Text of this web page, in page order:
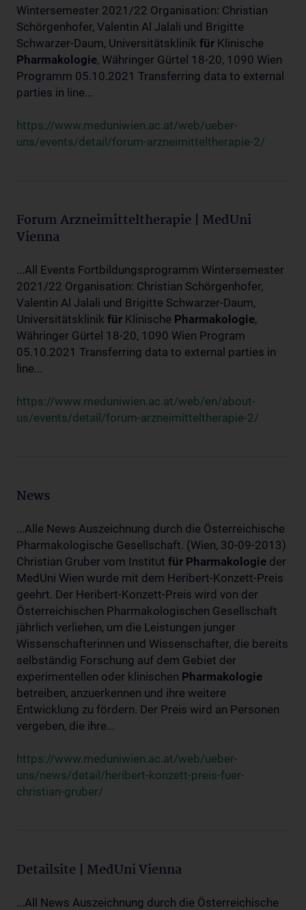
Wintersemester 2021/22 Organisation: Christian
Schörgenhofer, Valentin Al Jalali und Brigitte
Schwarzer-Daum, Universitätsklinik für Klinische
Pharmakologie, Währinger Gürtel 18-20, 1090 Wien
Programm 05.10.2021 Transferring data to external
parties in line...
https://www.meduniwien.ac.at/web/ueber-
uns/events/detail/forum-arzneimitteltherapie-2/
Forum Arzneimitteltherapie | MedUni
Vienna
...All Events Fortbildungsprogramm Wintersemester
2021/22 Organisation: Christian Schörgenhofer,
Valentin Al Jalali und Brigitte Schwarzer-Daum,
Universitätsklinik für Klinische Pharmakologie,
Währinger Gürtel 18-20, 1090 Wien Program
05.10.2021 Transferring data to external parties in
line...
https://www.meduniwien.ac.at/web/en/about-
us/events/detail/forum-arzneimitteltherapie-2/
News
...Alle News Auszeichnung durch die Österreichische
Pharmakologische Gesellschaft. (Wien, 30-09-2013)
Christian Gruber vom Institut für Pharmakologie der
MedUni Wien wurde mit dem Heribert-Konzett-Preis
geehrt. Der Heribert-Konzett-Preis wird von der
Österreichischen Pharmakologischen Gesellschaft
jährlich verliehen, um die Leistungen junger
Wissenschafterinnen und Wissenschafter, die bereits
selbständig Forschung auf dem Gebiet der
experimentellen oder klinischen Pharmakologie
betreiben, anzuerkennen und ihre weitere
Entwicklung zu fördern. Der Preis wird an Personen
vergeben, die ihre...
https://www.meduniwien.ac.at/web/ueber-
uns/news/detail/heribert-konzett-preis-fuer-
christian-gruber/
Detailsite | MedUni Vienna
...All News Auszeichnung durch die Österreichische